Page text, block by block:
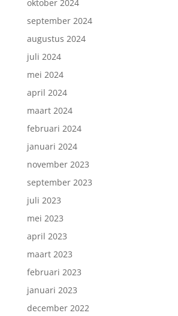
oktober 2024
september 2024
augustus 2024
juli 2024
mei 2024
april 2024
maart 2024
februari 2024
januari 2024
november 2023
september 2023
juli 2023
mei 2023
april 2023
maart 2023
februari 2023
januari 2023
december 2022